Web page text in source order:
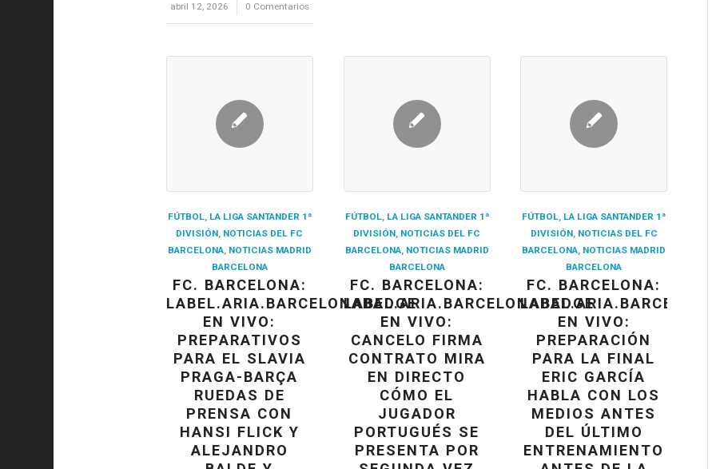
abril 12, 2026
/ 0 Comentarios
FÚTBOL, LA LIGA SANTANDER 1ª
DIVISIÓN, NOTICIAS DEL FC
BARCELONA, NOTICIAS MADRID
BARCELONA
FC. BARCELONA:
LABEL.ARIA.BARCELONABADGE
EN VIVO:
PREPARATIVOS
PARA EL SLAVIA
PRAGA-BARÇA
RUEDAS DE
PRENSA CON
HANSI FLICK Y
ALEJANDRO
FÚTBOL, LA LIGA SANTANDER 1ª
DIVISIÓN, NOTICIAS DEL FC
BARCELONA, NOTICIAS MADRID
BARCELONA
FC. BARCELONA:
LABEL.ARIA.BARCELONABADGE
EN VIVO:
CANCELO FIRMA
CONTRATO MIRA
EN DIRECTO
CÓMO EL
JUGADOR
PORTUGUÉS SE
PRESENTA POR
FÚTBOL, LA LIGA SANTANDER 1ª
DIVISIÓN, NOTICIAS DEL FC
BARCELONA, NOTICIAS MADRID
BARCELONA
FC. BARCELONA:
EN VIVO:
PREPARACIÓN
PARA LA FINAL
ERIC GARCÍA
HABLA CON LOS
MEDIOS ANTES
DEL ÚLTIMO
ENTRENAMIENTO